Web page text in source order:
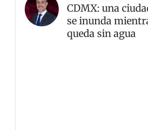
CDMX: una
se inunda
queda sin agua